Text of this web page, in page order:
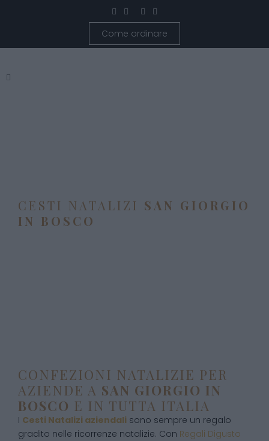
Come ordinare
CESTI NATALIZI SAN GIORGIO
IN BOSCO
CONFEZIONI NATALIZIE PER
AZIENDE A SAN GIORGIO IN
BOSCO E IN TUTTA ITALIA
I Cesti Natalizi aziendali sono sempre un regalo
gradito nelle ricorrenze natalizie. Con Regali Digusto